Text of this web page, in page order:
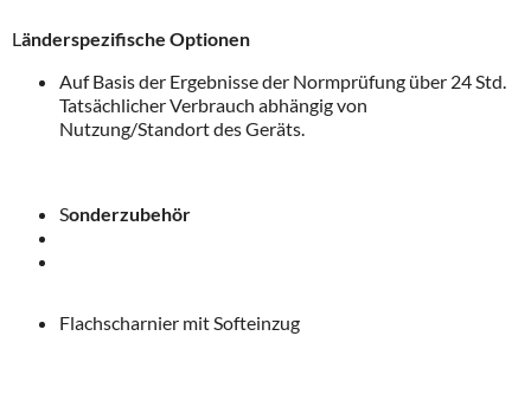
L änderspezifische Optionen
Auf Basis der Ergebnisse der Normprüfung über 24 Std.
Tatsächlicher Verbrauch abhängig von
Nutzung/Standort des Geräts.
Sonderzubehör
Flachscharnier mit Softeinzug